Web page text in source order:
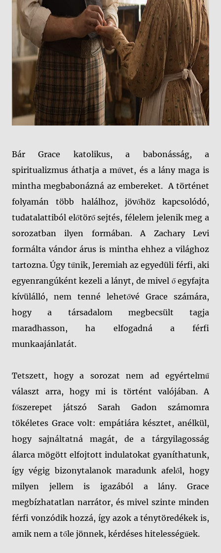
Bár Grace katolikus, a babonásság, a
spiritualizmus áthatja a művet, és a lány maga is
mintha megbabonázná az embereket. A történet
folyamán több halálhoz, jövőhöz kapcsolódó,
tudatalattiból előtörő sejtés, félelem jelenik meg a
sorozatban ilyen formában. A Zachary Levi
formálta vándor árus is mintha ehhez a világhoz
tartozna. Úgy tűnik, Jeremiah az egyedüli férfi, aki
egyenrangúként kezeli a lányt, de mivel ő egyfajta
kívülálló, nem tenné lehetővé Grace számára,
hogy a társadalom megbecsült tagja
maradhasson, ha elfogadná a férfi
munkaajánlatát.
Tetszett, hogy a sorozat nem ad egyértelmű
választ arra, hogy mi is történt valójában.A
főszerepet játszó Sarah Gadon számomra
tökéletes Grace volt: empátiára késztet, anélkül,
hogy sajnáltatná magát, de a tárgyilagosság
álarca mögött elfojtott indulatokat gyaníthatunk,
így végig bizonytalanok maradunk afelől, hogy
milyen jellem is igazából a lány. Grace
megbízhatatlan narrátor, és mivel szinte minden
férfi vonzódik hozzá, így azok a ténytöredékek is,
amik nem a tőle jönnek, kérdéses hitelességűek.